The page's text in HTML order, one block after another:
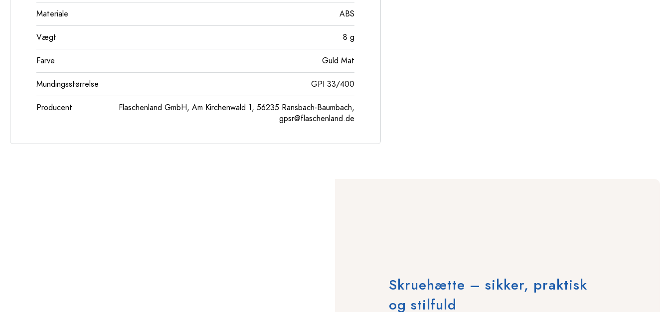
Materiale ABS
Vægt 8 g
Farve Guld Mat
Mundingsstørrelse GPI 33/400
Producent
Flaschenland GmbH, Am Kirchenwald 1, 56235 Ransbach-Baumbach,
gpsr@flaschenland.de
Skruehætte – sikker, praktisk
og stilfuld